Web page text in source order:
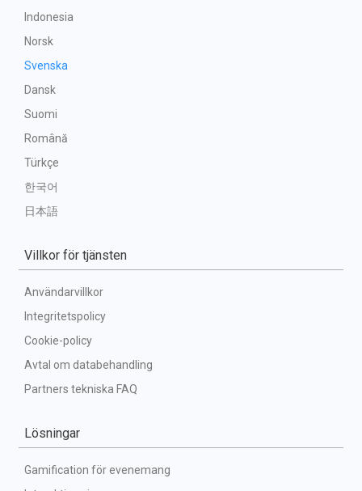
Indonesia
Norsk
Svenska
Dansk
Suomi
Română
Türkçe
한국어
日本語
Villkor för tjänsten
Användarvillkor
Integritetspolicy
Cookie-policy
Avtal om databehandling
Partners tekniska FAQ
Lösningar
Gamification för evenemang